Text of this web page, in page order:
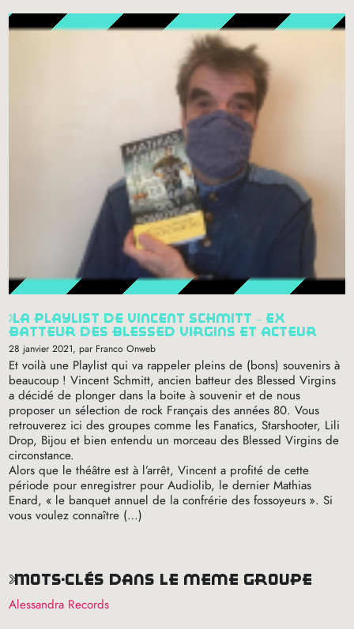
la playlist de vincent schmitt – ex
batteur des blessed virgins et acteur
28 janvier 2021, par Franco Onweb
Et voilà une Playlist qui va rappeler pleins de (bons) souvenirs à
beaucoup ! Vincent Schmitt, ancien batteur des Blessed Virgins
a décidé de plonger dans la boite à souvenir et de nous
proposer un sélection de rock Français des années 80. Vous
retrouverez ici des groupes comme les Fanatics, Starshooter, Lili
Drop, Bijou et bien entendu un morceau des Blessed Virgins de
circonstance.
Alors que le théâtre est à l’arrêt, Vincent a profité de cette
période pour enregistrer pour Audiolib, le dernier Mathias
Enard, « le banquet annuel de la confrérie des fossoyeurs ». Si
vous voulez connaître (…)
mots-clés dans le même groupe
Alessandra Records